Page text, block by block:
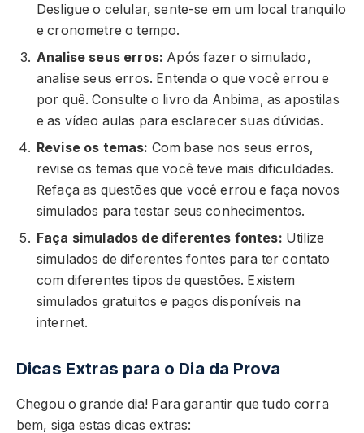
Desligue o celular, sente-se em um local tranquilo
e cronometre o tempo.
Analise seus erros: Após fazer o simulado,
analise seus erros. Entenda o que você errou e
por quê. Consulte o livro da Anbima, as apostilas
e as vídeo aulas para esclarecer suas dúvidas.
Revise os temas: Com base nos seus erros,
revise os temas que você teve mais dificuldades.
Refaça as questões que você errou e faça novos
simulados para testar seus conhecimentos.
Faça simulados de diferentes fontes: Utilize
simulados de diferentes fontes para ter contato
com diferentes tipos de questões. Existem
simulados gratuitos e pagos disponíveis na
internet.
Dicas Extras para o Dia da Prova
Chegou o grande dia! Para garantir que tudo corra
bem, siga estas dicas extras: